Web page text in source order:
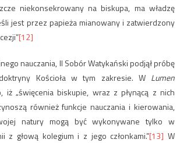
niekonsekrowany na biskupa, ma władzę
jest przez papieża mianowany i zatwierdzony
[12]
nauczania, II Sobór Watykański podjął próbę
Kościoła w tym zakresie. W Lumen
„święcenia biskupie, wraz z płynącą z nich
również funkcje nauczania i kierowania,
natury mogą być wykonywane tylko w
z głową kolegium i z jego członkami.”[13] W